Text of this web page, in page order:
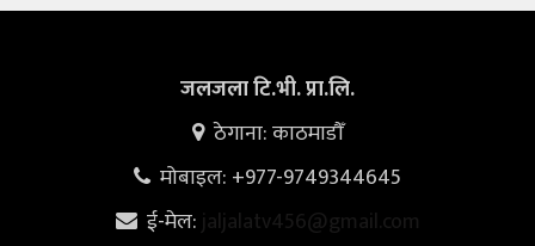
जलजला टि.भी. प्रा.लि.
ठेगाना: काठमाडौँ
मोबाइल: +977-9749344645
ई-मेल: jaljalatv456@gmail.com